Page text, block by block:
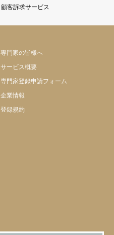
顧客訴求サービス
専門家の皆様へ
サービス概要
専門家登録申請フォーム
企業情報
登録規約